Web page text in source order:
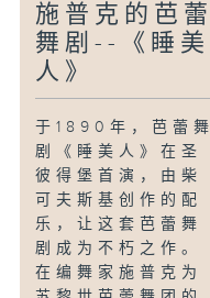
施普克的芭蕾
舞剧--《睡美
人》
于1890年，芭蕾舞
剧《睡美人》在圣
彼得堡首演，由柴
可夫斯基创作的配
乐，让这套芭蕾舞
剧成为不朽之作。
在编舞家施普克为